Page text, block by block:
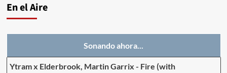
En el Aire
Sonando ahora...
Ytram x Elderbrook, Martin Garrix - Fire (with